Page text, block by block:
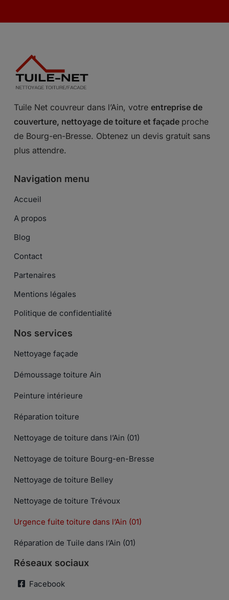
Tuile Net couvreur dans l’Ain, votre entreprise de
couverture, nettoyage de toiture et façade proche
de Bourg-en-Bresse. Obtenez un devis gratuit sans
plus attendre.
Navigation menu
Accueil
A propos
Blog
Contact
Partenaires
Mentions légales
Politique de confidentialité
Nos services
Nettoyage façade
Démoussage toiture Ain
Peinture intérieure
Réparation toiture
Nettoyage de toiture dans l’Ain (01)
Nettoyage de toiture Bourg-en-Bresse
Nettoyage de toiture Belley
Nettoyage de toiture Trévoux
Urgence fuite toiture dans l’Ain (01)
Réparation de Tuile dans l’Ain (01)
Réseaux sociaux
Facebook